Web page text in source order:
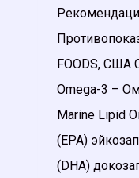
FOODS, США
Omega-3 –
Marine Lipid
(EPA)
(DHA)